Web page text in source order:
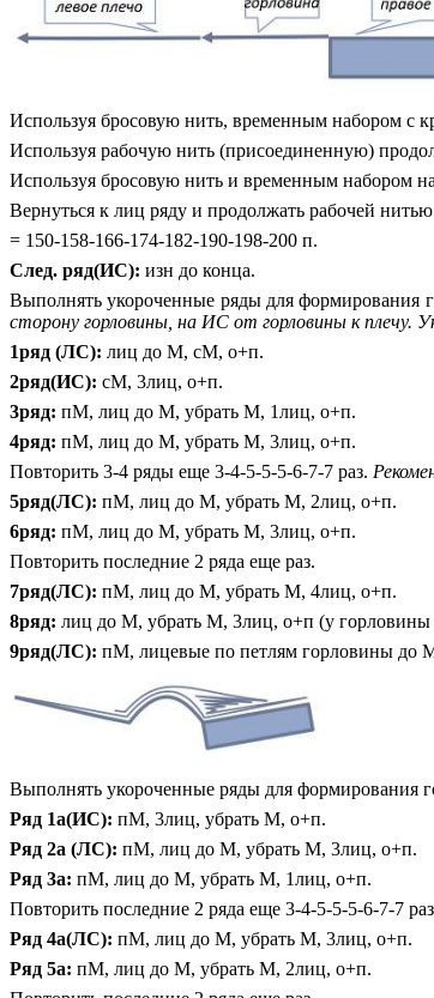
Используя бросовую нить, временным набором с
Используя рабочую нить (присоединенную)
Используя бросовую нить и временным набором
Вернуться к лиц ряду и продолжать рабочей
= 150-158-166-174-182-190-198-200 п.
След. ряд(ИС): изн до конца.
Выполнять укороченные ряды для формирования
сторону горловины, на ИС от горловины к плечу.
1ряд (ЛС): лиц до М, сМ, о+п.
2ряд(ИС): сМ, 3лиц, о+п.
3ряд: пМ, лиц до М, убрать М, 1лиц, о+п.
4ряд: пМ, лиц до М, убрать М, 3лиц, о+п.
Повторить 3-4 ряды еще 3-4-5-5-5-6-7-7 раз.
5ряд(ЛС): пМ, лиц до М, убрать М, 2лиц, о+п.
6ряд: пМ, лиц до М, убрать М, 3лиц, о+п.
Повторить последние 2 ряда еще раз.
7ряд(ЛС): пМ, лиц до М, убрать М, 4лиц, о+п.
8ряд: лиц до М, убрать М, 3лиц, о+п (у горловины
9ряд(ЛС): пМ, лицевые по петлям горловины до
Выполнять укороченные ряды для формирования
Ряд 1а(ИС): пМ, 3лиц, убрать М, о+п.
Ряд 2а (ЛС): пМ, лиц до М, убрать М, 3лиц, о+п.
Ряд 3а: пМ, лиц до М, убрать М, 1лиц, о+п.
Повторить последние 2 ряда еще 3-4-5-5-5-6-7-7
Ряд 4а(ЛС): пМ, лиц до М, убрать М, 3лиц, о+п.
Ряд 5а: пМ, лиц до М, убрать М, 2лиц, о+п.